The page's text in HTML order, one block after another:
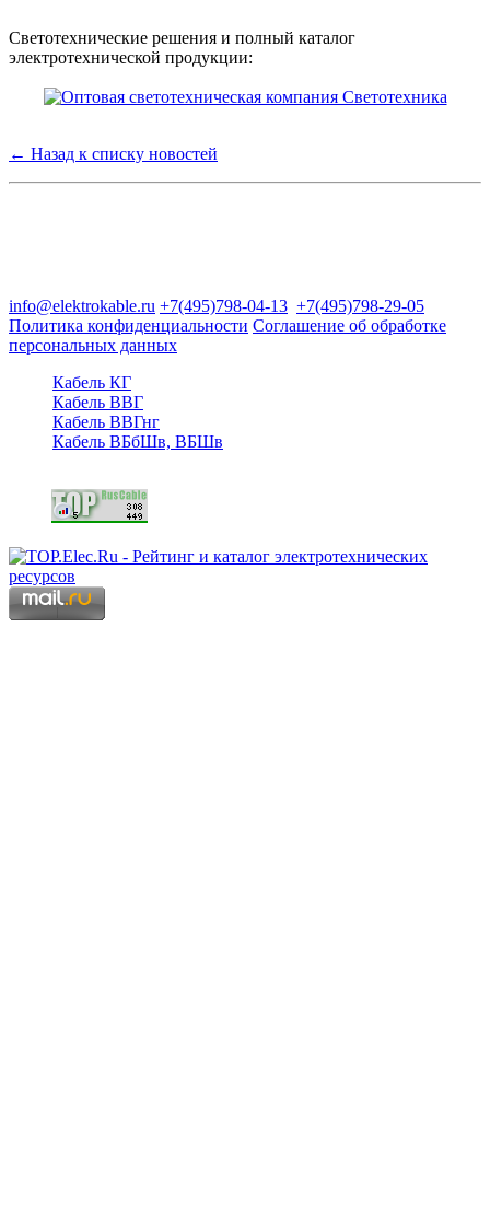
Светотехнические решения и полный каталог
электротехнической продукции:
← Назад к списку новостей
info@elektrokable.ru +7(495)798-04-13 +7(495)798-29-05
Политика конфиденциальности Соглашение об обработке
персональных данных
Кабель КГ
Кабель ВВГ
Кабель ВВГнг
Кабель ВБбШв, ВБШв